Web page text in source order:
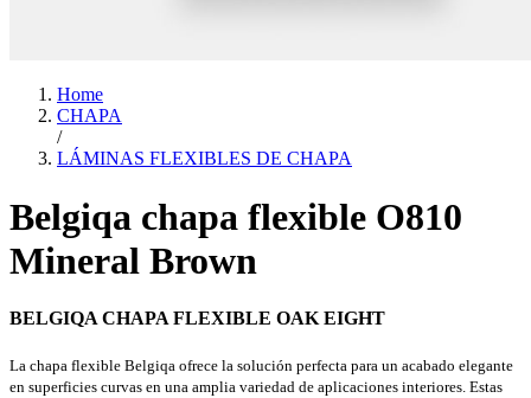
Home
CHAPA
/
LÁMINAS FLEXIBLES DE CHAPA
Belgiqa chapa flexible O810
Mineral Brown
BELGIQA CHAPA FLEXIBLE OAK EIGHT
La chapa flexible Belgiqa ofrece la solución perfecta para un acabado elegante
en superficies curvas en una amplia variedad de aplicaciones interiores. Estas